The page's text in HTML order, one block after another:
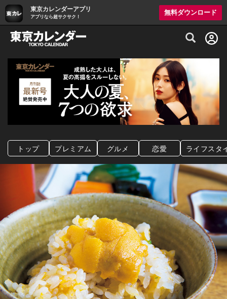
東京カレンダーアプリ
アプリなら超サクサク！
無料ダウンロード
グルメ情報・プレミアムレストラン予約
トップ プレミアム グルメ 恋愛 ライフスタ